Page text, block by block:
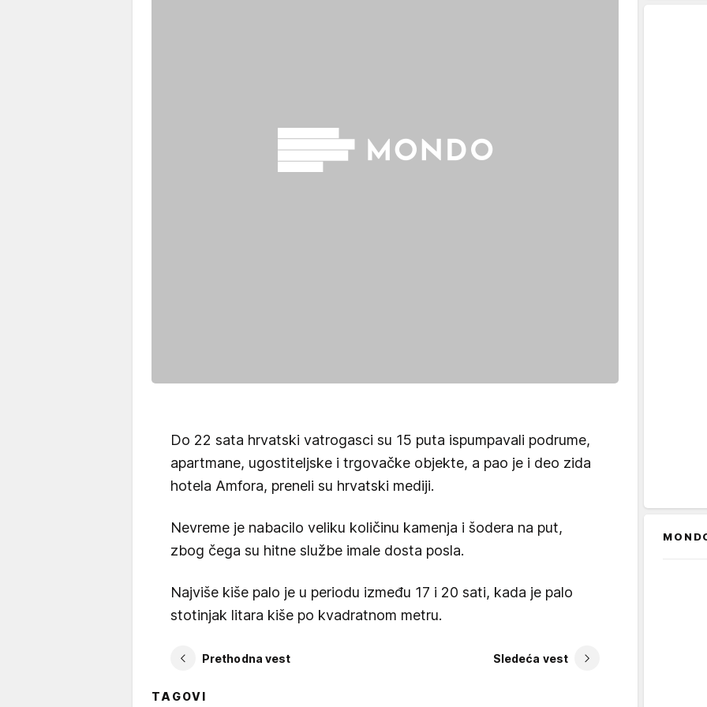
Do 22 sata hrvatski vatrogasci su 15 puta ispumpavali podrume,
apartmane, ugostiteljske i trgovačke objekte, a pao je i deo zida
hotela Amfora, preneli su hrvatski mediji.
Nevreme je nabacilo veliku količinu kamenja i šodera na put,
zbog čega su hitne službe imale dosta posla.
Najviše kiše palo je u periodu između 17 i 20 sati, kada je palo
stotinjak litara kiše po kvadratnom metru.
Prethodna vest Sledeća vest
TAGOVI